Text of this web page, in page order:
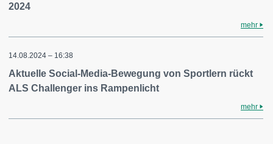
2024
mehr
14.08.2024 – 16:38
Aktuelle Social-Media-Bewegung von Sportlern rückt
ALS Challenger ins Rampenlicht
mehr